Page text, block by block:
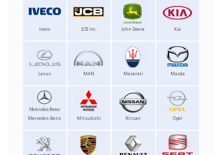
Iveco JCB Inc. John Deere Kia
Lexus MAN Maserati Mazda
Mercedes-Benz Mitsubishi Nissan Opel